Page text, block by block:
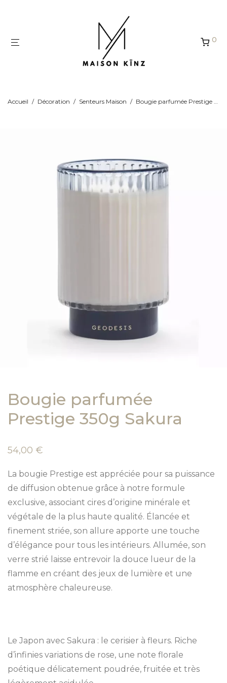
0
Accueil / Décoration / Senteurs Maison / Bougie parfumée Prestige 350g Sakura
Bougie parfumée
Prestige 350g Sakura
54,00 €
La bougie Prestige est appréciée pour sa puissance
de diffusion obtenue grâce à notre formule
exclusive, associant cires d’origine minérale et
végétale de la plus haute qualité. Élancée et
finement striée, son allure apporte une touche
d’élégance pour tous les intérieurs. Allumée, son
verre strié laisse entrevoir la douce lueur de la
flamme en créant des jeux de lumière et une
atmosphère chaleureuse.
Le Japon avec Sakura : le cerisier à fleurs. Riche
d’infinies variations de rose, une note florale
poétique délicatement poudrée, fruitée et très